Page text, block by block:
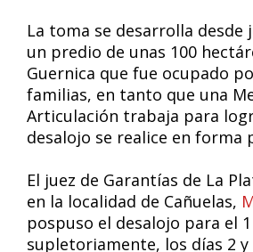
La toma se desarrolla desde
un predio de unas 100
Guernica que fue ocupado
familias, en tanto que una
Articulación trabaja para
desalojo se realice en forma
El juez de Garantías de La
en la localidad de Cañuelas,
pospuso el desalojo para el
supletoriamente, los días 2 y